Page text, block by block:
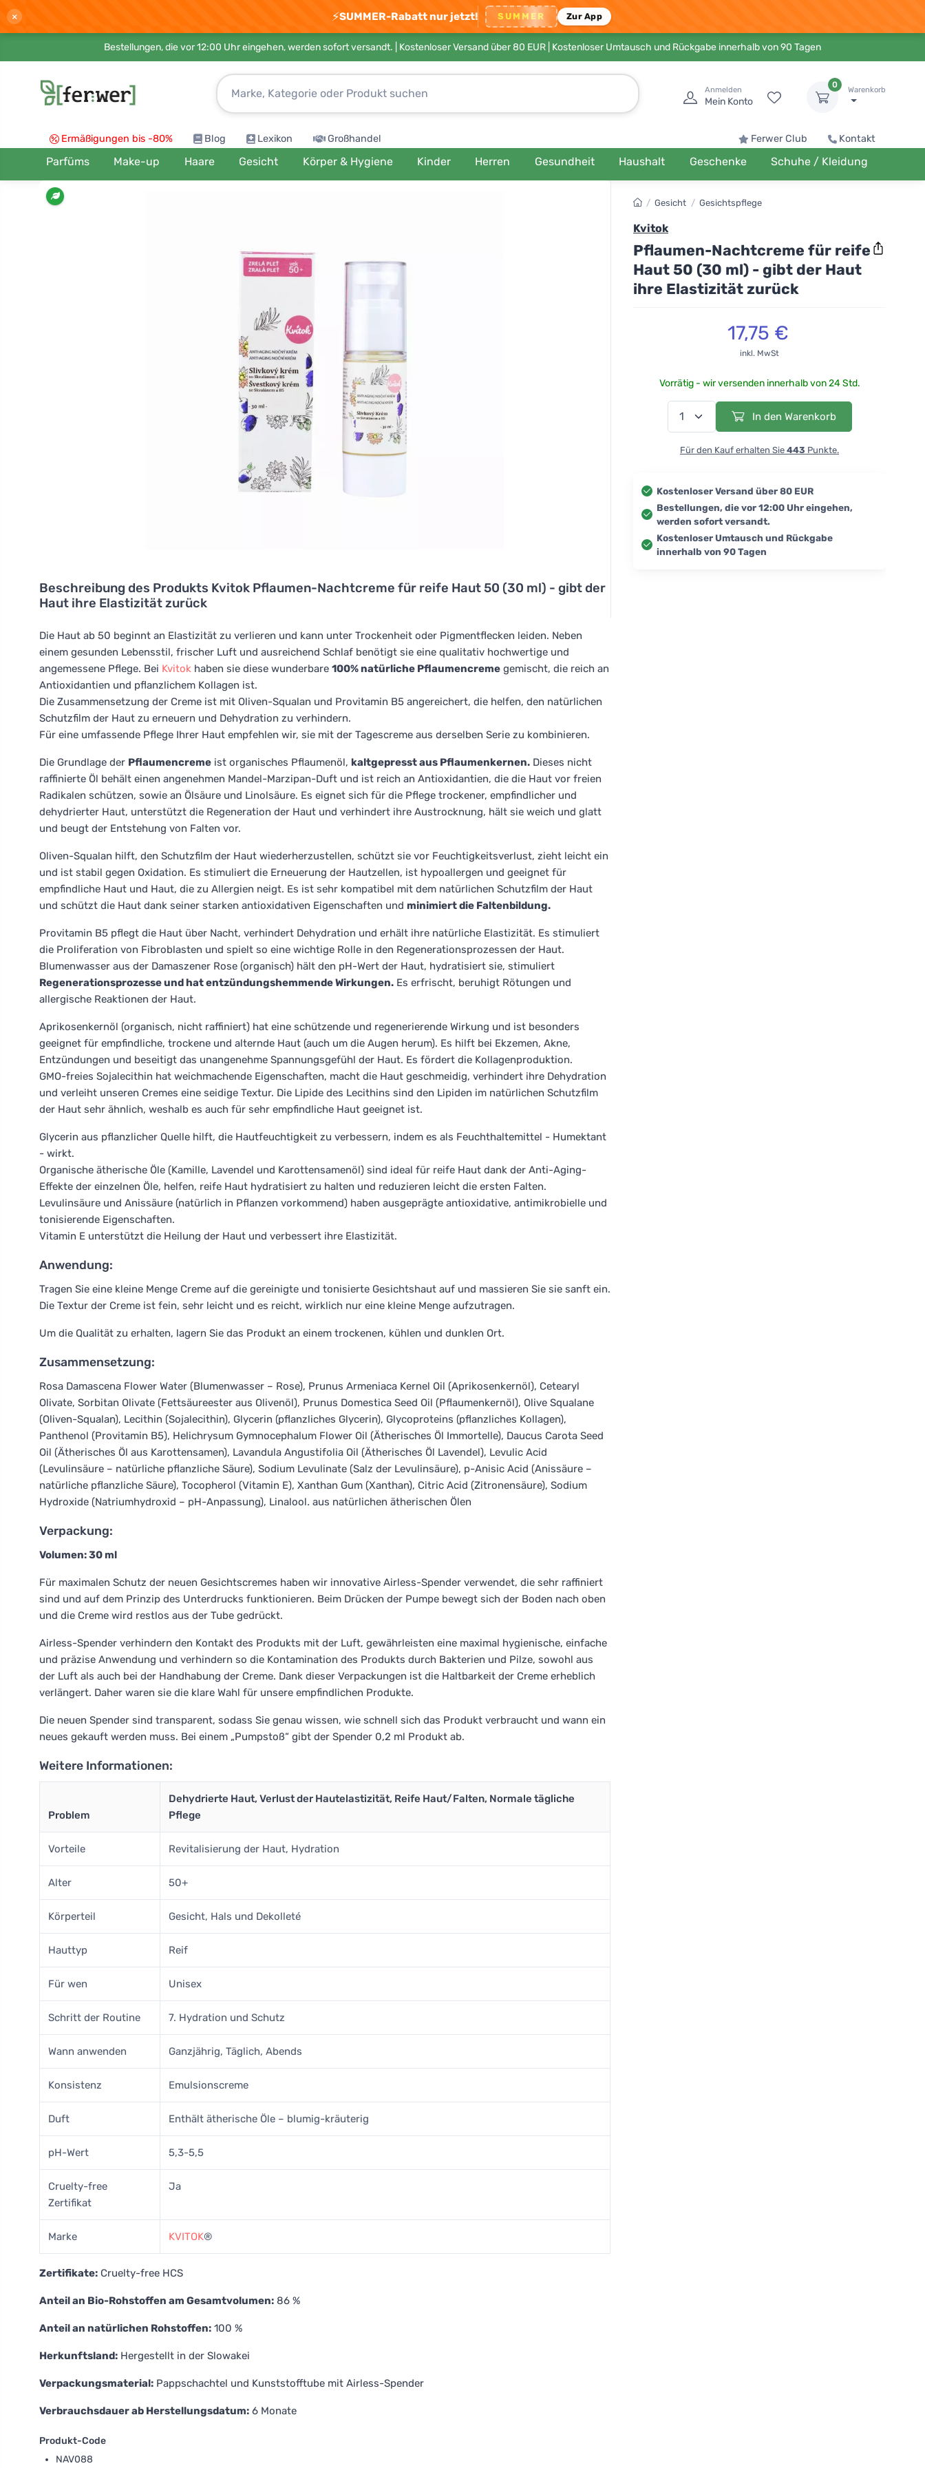
× ⚡SUMMER-Rabatt nur jetzt! SUMMER Zur App
Bestellungen, die vor 12:00 Uhr eingehen, werden sofort versandt. | Kostenloser Versand über 80 EUR | Kostenloser Umtausch und Rückgabe innerhalb von 90 Tagen
Anmelden
Mein Konto
0
Warenkorb
Ermäßigungen bis -80% Blog Lexikon Großhandel Ferwer Club Kontakt
Parfüms Make-up Haare Gesicht Körper & Hygiene Kinder Herren Gesundheit Haushalt Geschenke Schuhe / Kleidung
Beschreibung des Produkts Kvitok Pflaumen-Nachtcreme für reife Haut 50 (30 ml) - gibt der
Haut ihre Elastizität zurück
Die Haut ab 50 beginnt an Elastizität zu verlieren und kann unter Trockenheit oder Pigmentflecken leiden. Neben
einem gesunden Lebensstil, frischer Luft und ausreichend Schlaf benötigt sie eine qualitativ hochwertige und
angemessene Pflege. Bei Kvitok haben sie diese wunderbare 100% natürliche Pflaumencreme gemischt, die reich an
Antioxidantien und pflanzlichem Kollagen ist.
Die Zusammensetzung der Creme ist mit Oliven-Squalan und Provitamin B5 angereichert, die helfen, den natürlichen
Schutzfilm der Haut zu erneuern und Dehydration zu verhindern.
Für eine umfassende Pflege Ihrer Haut empfehlen wir, sie mit der Tagescreme aus derselben Serie zu kombinieren.
Die Grundlage der Pflaumencreme ist organisches Pflaumenöl, kaltgepresst aus Pflaumenkernen. Dieses nicht
raffinierte Öl behält einen angenehmen Mandel-Marzipan-Duft und ist reich an Antioxidantien, die die Haut vor freien
Radikalen schützen, sowie an Ölsäure und Linolsäure. Es eignet sich für die Pflege trockener, empfindlicher und
dehydrierter Haut, unterstützt die Regeneration der Haut und verhindert ihre Austrocknung, hält sie weich und glatt
und beugt der Entstehung von Falten vor.
Oliven-Squalan hilft, den Schutzfilm der Haut wiederherzustellen, schützt sie vor Feuchtigkeitsverlust, zieht leicht ein
und ist stabil gegen Oxidation. Es stimuliert die Erneuerung der Hautzellen, ist hypoallergen und geeignet für
empfindliche Haut und Haut, die zu Allergien neigt. Es ist sehr kompatibel mit dem natürlichen Schutzfilm der Haut
und schützt die Haut dank seiner starken antioxidativen Eigenschaften und minimiert die Faltenbildung.
Provitamin B5 pflegt die Haut über Nacht, verhindert Dehydration und erhält ihre natürliche Elastizität. Es stimuliert
die Proliferation von Fibroblasten und spielt so eine wichtige Rolle in den Regenerationsprozessen der Haut.
Blumenwasser aus der Damaszener Rose (organisch) hält den pH-Wert der Haut, hydratisiert sie, stimuliert
Regenerationsprozesse und hat entzündungshemmende Wirkungen. Es erfrischt, beruhigt Rötungen und
allergische Reaktionen der Haut.
Aprikosenkernöl (organisch, nicht raffiniert) hat eine schützende und regenerierende Wirkung und ist besonders
geeignet für empfindliche, trockene und alternde Haut (auch um die Augen herum). Es hilft bei Ekzemen, Akne,
Entzündungen und beseitigt das unangenehme Spannungsgefühl der Haut. Es fördert die Kollagenproduktion.
GMO-freies Sojalecithin hat weichmachende Eigenschaften, macht die Haut geschmeidig, verhindert ihre Dehydration
und verleiht unseren Cremes eine seidige Textur. Die Lipide des Lecithins sind den Lipiden im natürlichen Schutzfilm
der Haut sehr ähnlich, weshalb es auch für sehr empfindliche Haut geeignet ist.
Glycerin aus pflanzlicher Quelle hilft, die Hautfeuchtigkeit zu verbessern, indem es als Feuchthaltemittel - Humektant
- wirkt.
Organische ätherische Öle (Kamille, Lavendel und Karottensamenöl) sind ideal für reife Haut dank der Anti-Aging-
Effekte der einzelnen Öle, helfen, reife Haut hydratisiert zu halten und reduzieren leicht die ersten Falten.
Levulinsäure und Anissäure (natürlich in Pflanzen vorkommend) haben ausgeprägte antioxidative, antimikrobielle und
tonisierende Eigenschaften.
Vitamin E unterstützt die Heilung der Haut und verbessert ihre Elastizität.
Anwendung:
Tragen Sie eine kleine Menge Creme auf die gereinigte und tonisierte Gesichtshaut auf und massieren Sie sie sanft ein.
Die Textur der Creme ist fein, sehr leicht und es reicht, wirklich nur eine kleine Menge aufzutragen.
Um die Qualität zu erhalten, lagern Sie das Produkt an einem trockenen, kühlen und dunklen Ort.
Zusammensetzung:
Rosa Damascena Flower Water (Blumenwasser – Rose), Prunus Armeniaca Kernel Oil (Aprikosenkernöl), Cetearyl
Olivate, Sorbitan Olivate (Fettsäureester aus Olivenöl), Prunus Domestica Seed Oil (Pflaumenkernöl), Olive Squalane
(Oliven-Squalan), Lecithin (Sojalecithin), Glycerin (pflanzliches Glycerin), Glycoproteins (pflanzliches Kollagen),
Panthenol (Provitamin B5), Helichrysum Gymnocephalum Flower Oil (Ätherisches Öl Immortelle), Daucus Carota Seed
Oil (Ätherisches Öl aus Karottensamen), Lavandula Angustifolia Oil (Ätherisches Öl Lavendel), Levulic Acid
(Levulinsäure – natürliche pflanzliche Säure), Sodium Levulinate (Salz der Levulinsäure), p-Anisic Acid (Anissäure –
natürliche pflanzliche Säure), Tocopherol (Vitamin E), Xanthan Gum (Xanthan), Citric Acid (Zitronensäure), Sodium
Hydroxide (Natriumhydroxid – pH-Anpassung), Linalool. aus natürlichen ätherischen Ölen
Verpackung:
Volumen: 30 ml
Für maximalen Schutz der neuen Gesichtscremes haben wir innovative Airless-Spender verwendet, die sehr raffiniert
sind und auf dem Prinzip des Unterdrucks funktionieren. Beim Drücken der Pumpe bewegt sich der Boden nach oben
und die Creme wird restlos aus der Tube gedrückt.
Airless-Spender verhindern den Kontakt des Produkts mit der Luft, gewährleisten eine maximal hygienische, einfache
und präzise Anwendung und verhindern so die Kontamination des Produkts durch Bakterien und Pilze, sowohl aus
der Luft als auch bei der Handhabung der Creme. Dank dieser Verpackungen ist die Haltbarkeit der Creme erheblich
verlängert. Daher waren sie die klare Wahl für unsere empfindlichen Produkte.
Die neuen Spender sind transparent, sodass Sie genau wissen, wie schnell sich das Produkt verbraucht und wann ein
neues gekauft werden muss. Bei einem „Pumpstoß“ gibt der Spender 0,2 ml Produkt ab.
Weitere Informationen:
Problem
Dehydrierte Haut, Verlust der Hautelastizität, Reife Haut/Falten, Normale tägliche
Pflege
Vorteile Revitalisierung der Haut, Hydration
Alter 50+
Körperteil Gesicht, Hals und Dekolleté
Hauttyp Reif
Für wen Unisex
Schritt der Routine 7. Hydration und Schutz
Wann anwenden Ganzjährig, Täglich, Abends
Konsistenz Emulsionscreme
Duft Enthält ätherische Öle – blumig-kräuterig
pH-Wert 5,3-5,5
Cruelty-free
Zertifikat
Ja
Marke KVITOK®
Zertifikate: Cruelty-free HCS
Anteil an Bio-Rohstoffen am Gesamtvolumen: 86 %
Anteil an natürlichen Rohstoffen: 100 %
Herkunftsland: Hergestellt in der Slowakei
Verpackungsmaterial: Pappschachtel und Kunststofftube mit Airless-Spender
Verbrauchsdauer ab Herstellungsdatum: 6 Monate
Produkt-Code
NAV088
/ Gesicht / Gesichtspflege
Kvitok
Pflaumen-Nachtcreme für reife
Haut 50 (30 ml) - gibt der Haut
ihre Elastizität zurück
17,75 €
inkl. MwSt
Vorrätig - wir versenden innerhalb von 24 Std.
In den Warenkorb
Für den Kauf erhalten Sie 443 Punkte.
Kostenloser Versand über 80 EUR
Bestellungen, die vor 12:00 Uhr eingehen,
werden sofort versandt.
Kostenloser Umtausch und Rückgabe
innerhalb von 90 Tagen